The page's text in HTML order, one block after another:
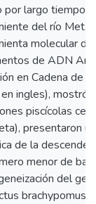
por largo tiempo
del río Meta.
molecular
de ADN
en Cadena de
ingles), mostró
piscícolas
presentaron
de la
menor de
del
brachypomus)